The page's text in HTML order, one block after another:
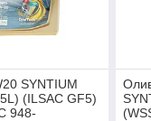
SYNTIUM
(ILSAC GF5)
948-